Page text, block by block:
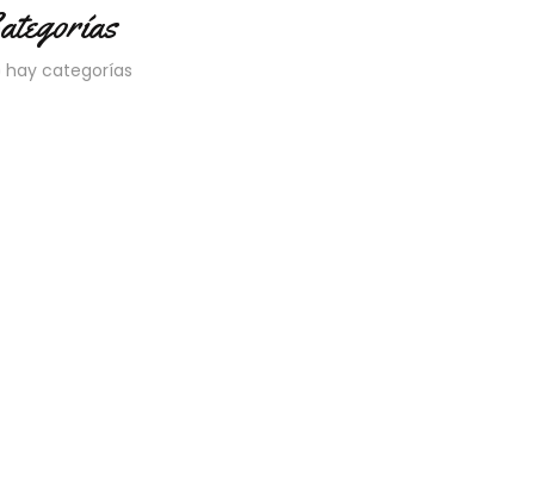
hay categorías